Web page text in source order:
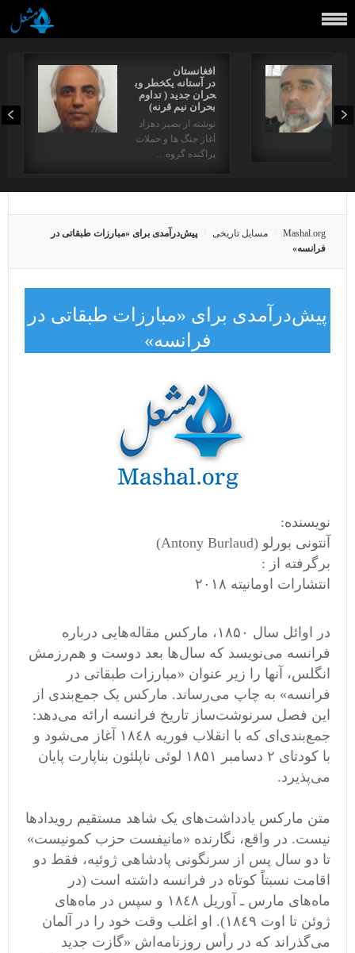
افغانستان
در آستانه یکخطر وب
حران جدید ( تداوم
بحران نیم قرنه)
نوشته از بصیر دهزاد
آغاز جنگ ها و حملات
پراگنده گروه…
Mashal.org مسایل تاریخی
پیش‌در‌آمدی برای «مبارزات طبقاتی در
فرانسه»
پیش‌در‌آمدی برای «مبارزات طبقاتی در
فرانسه»
نویسنده:
آنتونی بورلو ‬‬(Antony Burlaud)
برگرفته از :
انتشارات اومانیته ٢٠١٨
در اوائل سال ١٨۵٠، مارکس مقاله‌هایی درباره
فرانسه می‌نویسد که سال‌ها بعد دوست و هم‌رزمش
انگلس، آنها را‬ زیر عنوان «مبارزات طبقاتی در
فرانسه» به چاپ می‌رساند. مارکس یک جمع‌بندی از
این فصل سرنوشت‌ساز تاریخ فرانسه ارائه می‌دهد:
جمع‌بندی‌ای که با انقلاب فوریه ١٨٤٨ آغاز می‌شود و
با کودتای ٢ دسامبر ١٨۵١ لوئی ناپلئون بناپارت پایان
می‌پذیرد. ‬
متن مارکس یادداشت‌های یک شاهد مستقیم رویدادها
نیست. در واقع، نگارنده «مانیفست حزب کمونیست»
تا دو سال پس از سرنگونی پادشاهی ژوئیه، فقط دو
اقامت نسبتاً کوتاه در فرانسه داشته است‌ (در
ماه‌های مارس ـ آوریل ١٨٤٨ و سپس در ماه‌های
ژوئن تا اوت ١٨٤٩). او اغلب وقت خود را در آلمان
می‌گذراند که در رأس روزنامه‌اش «گازت جدید